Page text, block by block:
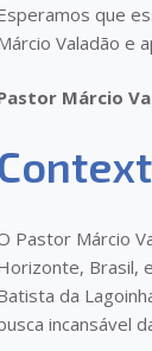
que
Valadão e
Márcio
Pastor Márcio
Brasil,
da
incansável